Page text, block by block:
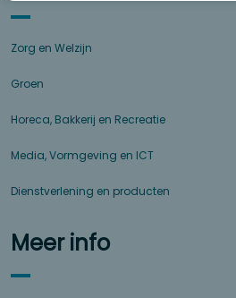
Zorg en Welzijn
Groen
Horeca, Bakkerij en Recreatie
Media, Vormgeving en ICT
Dienstverlening en producten
Meer info